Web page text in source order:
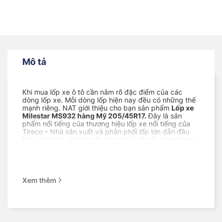
Mô tả
Khi mua lốp xe ô tô cần nắm rõ đặc điểm của các
dòng lốp xe. Mỗi dòng lốp hiện nay đều có những thế
mạnh riêng. NAT giới thiệu cho bạn sản phẩm Lốp xe
Milestar MS932 hàng Mỹ 205/45R17.Đây là sản
phẩm nổi tiếng của thương hiệu lốp xe nổi tiếng của
Tireco – Nhà sản xuất và phân phối lốp lớn dẫn đầu
Bắc châu Mỹ. Milestar là sản phẩm rất nổi tiếng trong
Xem thêm